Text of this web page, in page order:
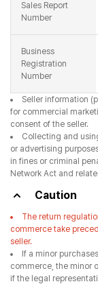
Sales Report
Number
Business
Registration
Number
Seller information
for commercial
consent of the seller.
Collecting and
or advertising
in fines or criminal
Network Act and
Caution
The return
commerce take
seller.
If a minor
commerce, the minor
if the legal